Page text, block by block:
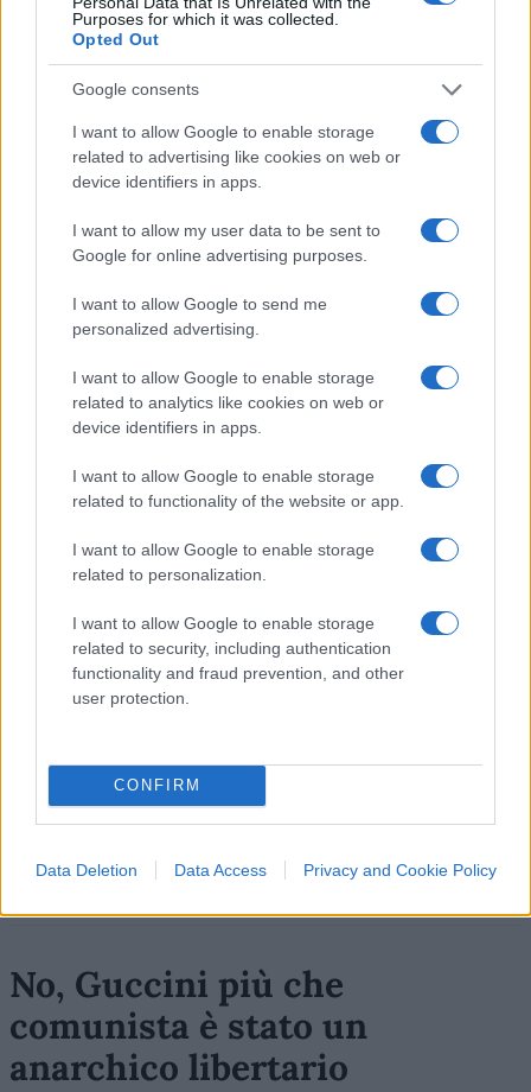
Purposes for which it was collected.
Opted Out
Google consents
I want to allow Google to enable storage
related to advertising like cookies on web or
device identifiers in apps.
I want to allow my user data to be sent to
Google for online advertising purposes.
I want to allow Google to send me
personalized advertising.
I want to allow Google to enable storage
related to analytics like cookies on web or
device identifiers in apps.
I want to allow Google to enable storage
related to functionality of the website or app.
I want to allow Google to enable storage
related to personalization.
I want to allow Google to enable storage
related to security, including authentication
functionality and fraud prevention, and other
user protection.
CONFIRM
Data Deletion Data Access Privacy and Cookie Policy
contratto, non una proprietà piena ed è dunque
legittimo che preveda condizioni d’uso, comprese
quelle legate al rinnovo. Ma la libertà contrattuale
del tifoso — decidere se andare o meno alla
partita — non dovrebbe essere sacrificata
sull’altare di un problema che riguarda una
minoranza di speculatori.
Ivan Mazzoletti, 6 agosto 2026
No, Guccini più che
comunista è stato un
anarchico libertario